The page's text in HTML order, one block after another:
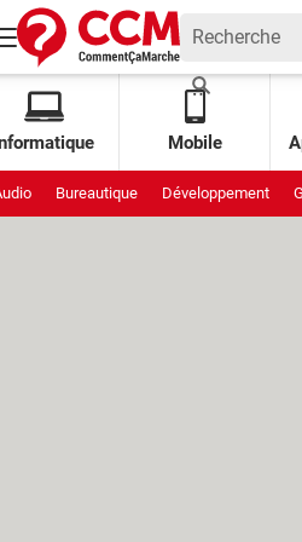
Mobile
Bureautique Développement